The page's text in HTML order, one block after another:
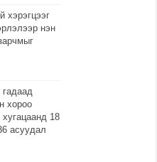
хэрэгцээг
нэн
хороо
18
асуудал